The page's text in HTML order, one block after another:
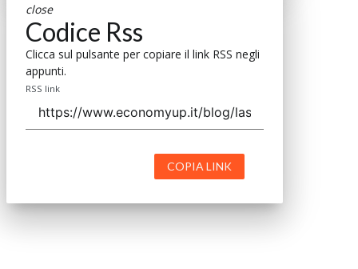
close
Codice Rss
Clicca sul pulsante per copiare il link RSS negli
appunti.
RSS link
COPIA LINK